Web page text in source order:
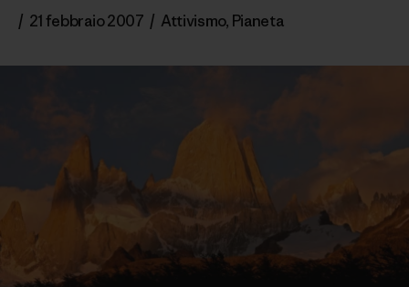
/ 21 febbraio 2007 / Attivismo, Pianeta